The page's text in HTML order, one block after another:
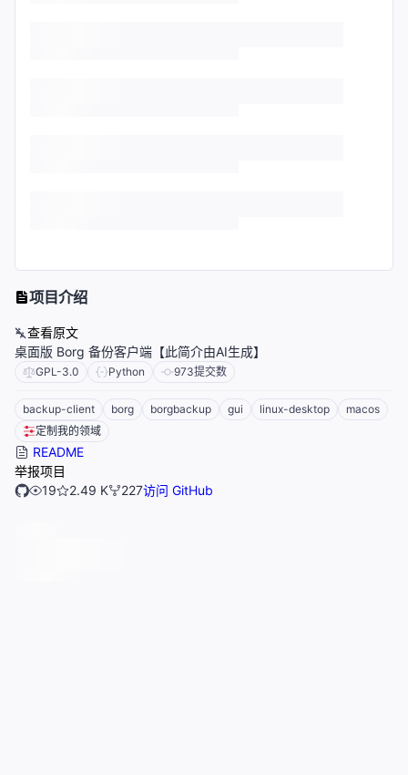
项目介绍
查看原文
桌面版 Borg 备份客户端【此简介由AI生成】
GPL-3.0 Python 973提交数
backup-client borg borgbackup gui linux-desktop
macos
定制我的领域
README
举报项目
19
2.49 K 227访问 GitHub